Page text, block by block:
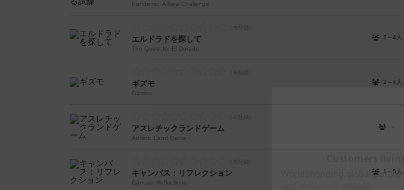
Pandemic: A New Challenge
エルドラドを探して
The Quest for El Dorado
2～4人
ギズモ
Gizmos
2～4人
アスレチックランドゲーム
Athletic Land Game
－
キャンバス：リフレクション
Canvas: Reflections
1～5人